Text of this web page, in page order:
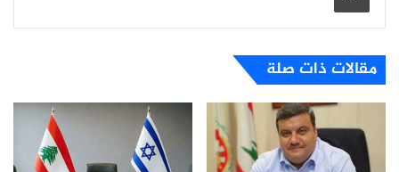
مقالات ذات صلة